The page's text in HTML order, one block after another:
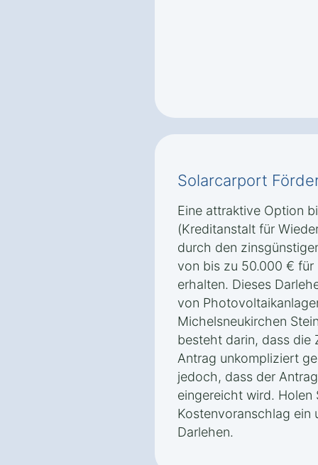
Solarcarport
Eine attraktive Option
(Kreditanstalt für
durch den
von bis zu 50.000 € für
erhalten. Dieses
von
Michelsneukirchen
besteht darin, dass die
Antrag unkompliziert
jedoch, dass der
eingereicht wird. Holen
Kostenvoranschlag ein
Darlehen.